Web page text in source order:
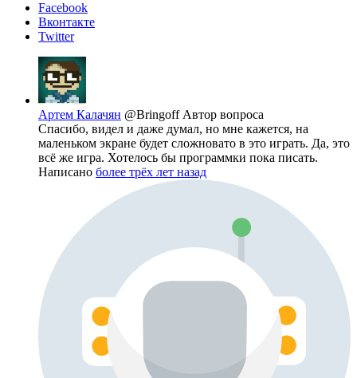
Facebook
Вконтакте
Twitter
Артем Калачян @Bringoff Автор вопроса
Спасибо, видел и даже думал, но мне кажется, на
маленьком экране будет сложновато в это играть. Да, это
всё же игра. Хотелось бы программки пока писать.
Написано более трёх лет назад